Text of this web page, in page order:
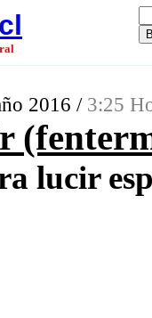
2016 / 3:25
lucir